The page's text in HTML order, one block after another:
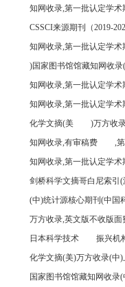
知网收录,第一批认定学
CSSCI来源期刊（2019-
知网收录,第一批认定学术
)国家图书馆馆藏知网收录
知网收录,第一批认定学
知网收录,第一批认定学术
化学文摘(美
)万方收
知网收录,有审稿费
,
知网收录,第一批认定学术
剑桥科学文摘哥白尼索引(
(中)统计源核心期刊(中国
万方收录,英文版不收版
日本科学技术
振兴机
化学文摘(美)万方收录(中
国家图书馆馆藏知网收录(